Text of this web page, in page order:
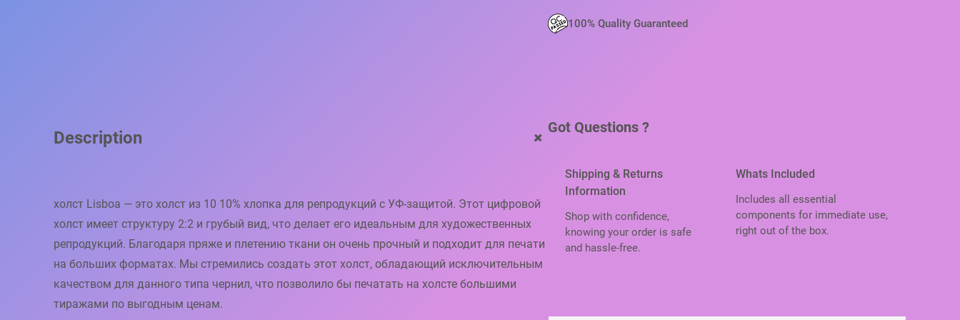
A
2
100% Quality Guaranteed
Description +
холст Lisboa — это холст из 10 10% хлопка для репродукций с УФ-защитой. Этот цифровой
холст имеет структуру 2:2 и грубый вид, что делает его идеальным для художественных
репродукций. Благодаря пряже и плетению ткани он очень прочный и подходит для печати
на больших форматах. Мы стремились создать этот холст, обладающий исключительным
качеством для данного типа чернил, что позволило бы печатать на холсте большими
тиражами по выгодным ценам.
Got Questions ?
Shipping & Returns
Information
Shop with confidence,
knowing your order is safe
and hassle-free.
Whats Included
Includes all essential
components for immediate use,
right out of the box.